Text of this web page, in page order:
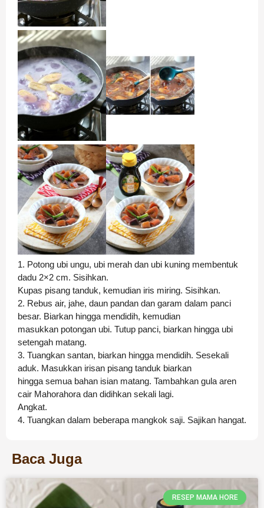
1. Potong ubi ungu, ubi merah dan ubi kuning membentuk
dadu 2×2 cm. Sisihkan.
Kupas pisang tanduk, kemudian iris miring. Sisihkan.
2. Rebus air, jahe, daun pandan dan garam dalam panci
besar. Biarkan hingga mendidih, kemudian
masukkan potongan ubi. Tutup panci, biarkan hingga ubi
setengah matang.
3. Tuangkan santan, biarkan hingga mendidih. Sesekali
aduk. Masukkan irisan pisang tanduk biarkan
hingga semua bahan isian matang. Tambahkan gula aren
cair Mahorahora dan didihkan sekali lagi.
Angkat.
4. Tuangkan dalam beberapa mangkok saji. Sajikan hangat.
Baca Juga
RESEP MAMA HORE